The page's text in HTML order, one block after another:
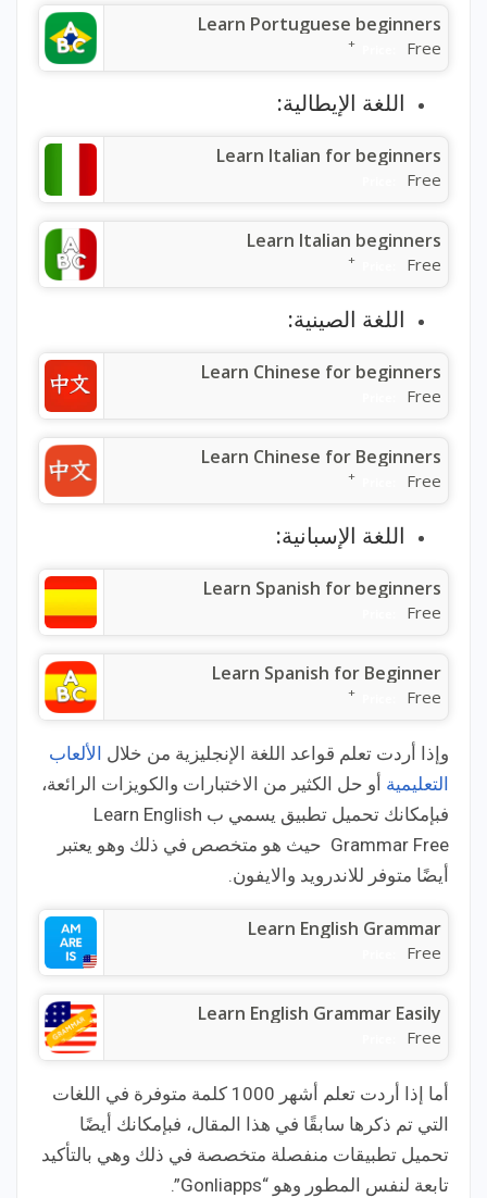
Learn Portuguese beginners
Free
+
اللغة الإيطالية:
Learn Italian for beginners
Free
Learn Italian beginners
Free
+
اللغة الصينية:
Learn Chinese for beginners
Free
Learn Chinese for Beginners
Free
+
اللغة الإسبانية:
Learn Spanish for beginners
Free
Learn Spanish for Beginner
Free
+
وإذا أردت تعلم قواعد اللغة الإنجليزية من خلال الألعاب
التعليمية أو حل الكثير من الاختبارات والكويزات الرائعة،
فبإمكانك تحميل تطبيق يسمي ب Learn English
Grammar Free حيث هو متخصص في ذلك وهو يعتبر
أيضًا متوفر للاندرويد والايفون.
Learn English Grammar
Free
Learn English Grammar Easily
Free
أما إذا أردت تعلم أشهر 1000 كلمة متوفرة في اللغات
التي تم ذكرها سابقًا في هذا المقال، فبإمكانك أيضًا
تحميل تطبيقات منفصلة متخصصة في ذلك وهي بالتأكيد
تابعة لنفس المطور وهو “Gonliapps”.